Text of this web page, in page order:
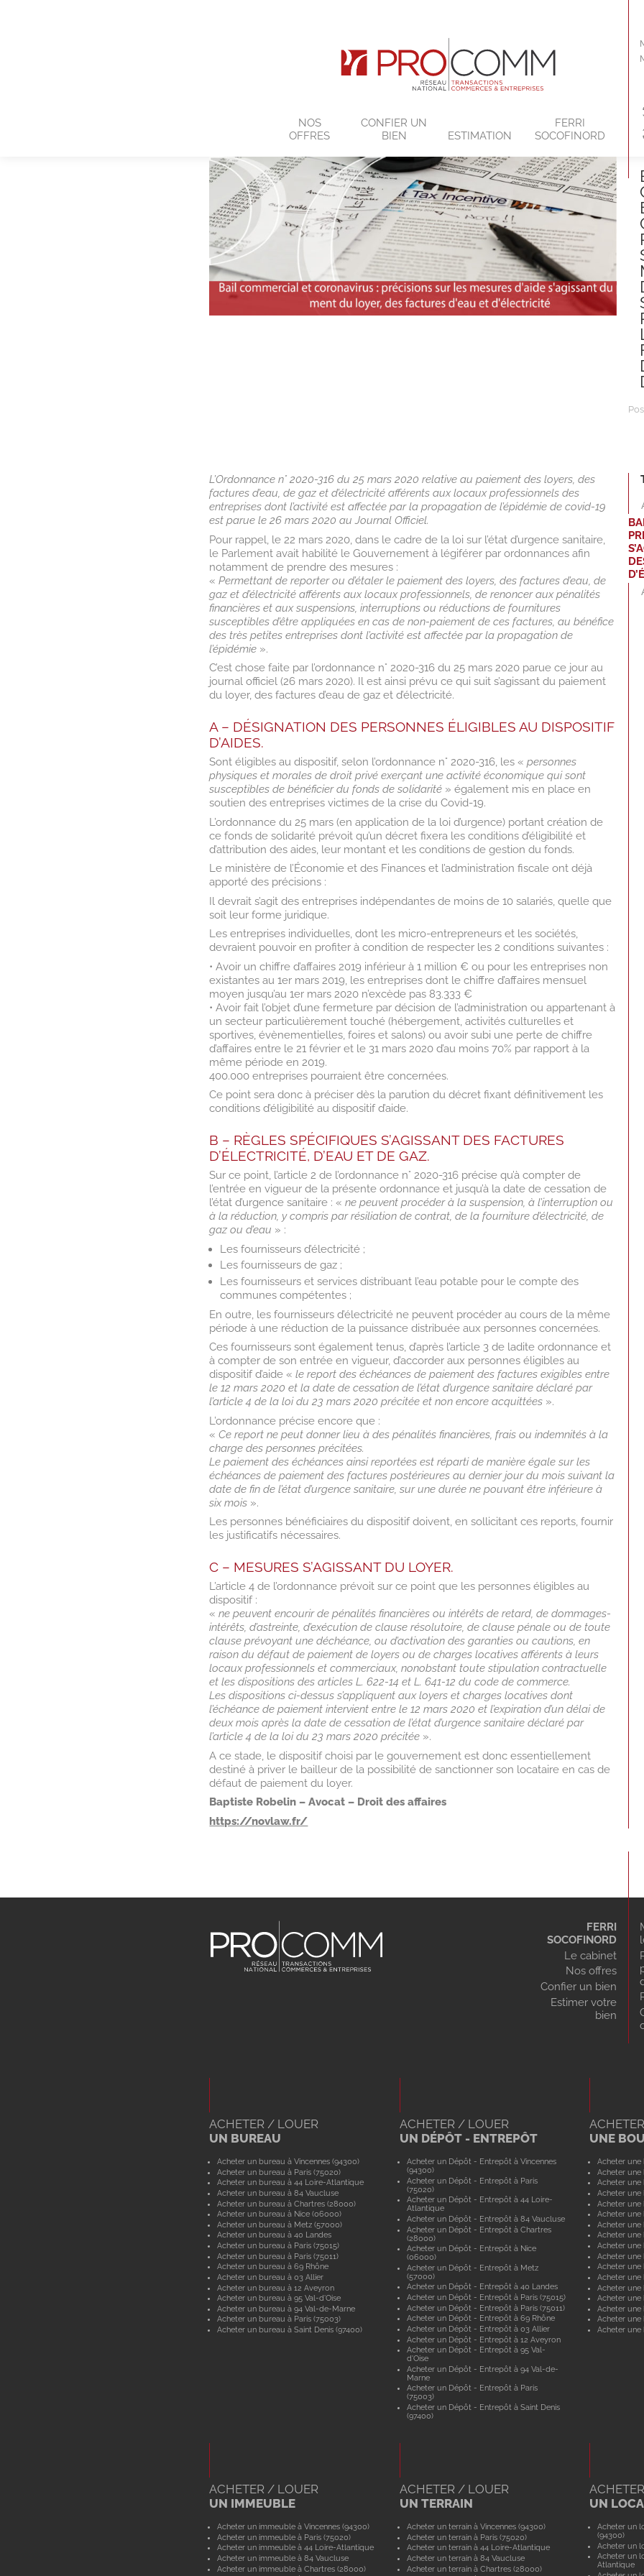
NOS
OFFRES
CONFIER UN
BIEN
ESTIMATION
FERRI
SOCOFINORD
L’Ordonnance n° 2020-316 du 25 mars 2020 relative au paiement des loyers, des
factures d’eau, de gaz et d’électricité afférents aux locaux professionnels des
entreprises dont l’activité est affectée par la propagation de l’épidémie de covid-19
est parue le 26 mars 2020 au Journal Officiel.
Pour rappel, le 22 mars 2020, dans le cadre de la loi sur l’état d’urgence sanitaire,
le Parlement avait habilité le Gouvernement à légiférer par ordonnances afin
notamment de prendre des mesures :
«Permettant de reporter ou d’étaler le paiement des loyers, des factures d’eau, de
gaz et d’électricité afférents aux locaux professionnels, de renoncer aux pénalités
financières et aux suspensions, interruptions ou réductions de fournitures
susceptibles d’être appliquées en cas de non-paiement de ces factures, au bénéfice
des très petites entreprises dont l’activité est affectée par la propagation de
l’épidémie ».
C’est chose faite par l’ordonnance n° 2020-316 du 25 mars 2020 parue ce jour au
journal officiel (26 mars 2020). Il est ainsi prévu ce qui suit s’agissant du paiement
du loyer, des factures d’eau de gaz et d’électricité.
A – DÉSIGNATION DES PERSONNES ÉLIGIBLES AU DISPOSITIF
D’AIDES.
Sont éligibles au dispositif, selon l’ordonnance n° 2020-316, les «personnes
physiques et morales de droit privé exerçant une activité économique qui sont
susceptibles de bénéficier du fonds de solidarité » également mis en place en
soutien des entreprises victimes de la crise du Covid-19.
L’ordonnance du 25 mars (en application de la loi d’urgence) portant création de
ce fonds de solidarité prévoit qu’un décret fixera les conditions d’éligibilité et
d’attribution des aides, leur montant et les conditions de gestion du fonds.
Le ministère de l’Économie et des Finances et l’administration fiscale ont déjà
apporté des précisions :
Il devrait s’agit des entreprises indépendantes de moins de 10 salariés, quelle que
soit leur forme juridique.
Les entreprises individuelles, dont les micro-entrepreneurs et les sociétés,
devraient pouvoir en profiter à condition de respecter les 2 conditions suivantes :
• Avoir un chiffre d’affaires 2019 inférieur à 1 million € ou pour les entreprises non
existantes au 1er mars 2019, les entreprises dont le chiffre d’affaires mensuel
moyen jusqu’au 1er mars 2020 n’excède pas 83.333 €
• Avoir fait l’objet d’une fermeture par décision de l’administration ou appartenant à
un secteur particulièrement touché (hébergement, activités culturelles et
sportives, évènementielles, foires et salons) ou avoir subi une perte de chiffre
d’affaires entre le 21 février et le 31 mars 2020 d’au moins 70% par rapport à la
même période en 2019.
400.000 entreprises pourraient être concernées.
Ce point sera donc à préciser dès la parution du décret fixant définitivement les
conditions d’éligibilité au dispositif d’aide.
B – RÈGLES SPÉCIFIQUES S’AGISSANT DES FACTURES
D’ÉLECTRICITÉ, D’EAU ET DE GAZ.
Sur ce point, l’article 2 de l’ordonnance n° 2020-316 précise qu’à compter de
l’entrée en vigueur de la présente ordonnance et jusqu’à la date de cessation de
l’état d’urgence sanitaire : «ne peuvent procéder à la suspension, à l’interruption ou
à la réduction, y compris par résiliation de contrat, de la fourniture d’électricité, de
gaz ou d’eau » :
Les fournisseurs d’électricité ;
Les fournisseurs de gaz ;
Les fournisseurs et services distribuant l’eau potable pour le compte des
communes compétentes ;
En outre, les fournisseurs d’électricité ne peuvent procéder au cours de la même
période à une réduction de la puissance distribuée aux personnes concernées.
Ces fournisseurs sont également tenus, d’après l’article 3 de ladite ordonnance et
à compter de son entrée en vigueur, d’accorder aux personnes éligibles au
dispositif d’aide «le report des échéances de paiement des factures exigibles entre
le 12 mars 2020 et la date de cessation de l’état d’urgence sanitaire déclaré par
l’article 4 de la loi du 23 mars 2020 précitée et non encore acquittées ».
L’ordonnance précise encore que :
«Ce report ne peut donner lieu à des pénalités financières, frais ou indemnités à la
charge des personnes précitées.
Le paiement des échéances ainsi reportées est réparti de manière égale sur les
échéances de paiement des factures postérieures au dernier jour du mois suivant la
date de fin de l’état d’urgence sanitaire, sur une durée ne pouvant être inférieure à
six mois ».
Les personnes bénéficiaires du dispositif doivent, en sollicitant ces reports, fournir
les justificatifs nécessaires.
C – MESURES S’AGISSANT DU LOYER.
L’article 4 de l’ordonnance prévoit sur ce point que les personnes éligibles au
dispositif :
«ne peuvent encourir de pénalités financières ou intérêts de retard, de dommages-
intérêts, d’astreinte, d’exécution de clause résolutoire, de clause pénale ou de toute
clause prévoyant une déchéance, ou d’activation des garanties ou cautions, en
raison du défaut de paiement de loyers ou de charges locatives afférents à leurs
locaux professionnels et commerciaux, nonobstant toute stipulation contractuelle
et les dispositions des articles L. 622-14 et L. 641-12 du code de commerce.
Les dispositions ci-dessus s’appliquent aux loyers et charges locatives dont
l’échéance de paiement intervient entre le 12 mars 2020 et l’expiration d’un délai de
deux mois après la date de cessation de l’état d’urgence sanitaire déclaré par
l’article 4 de la loi du 23 mars 2020 précitée ».
A ce stade, le dispositif choisi par le gouvernement est donc essentiellement
destiné à priver le bailleur de la possibilité de sanctionner son locataire en cas de
défaut de paiement du loyer.
Baptiste Robelin – Avocat – Droit des affaires
https://novlaw.fr/
FERRI
SOCOFINORD
Le cabinet
Nos offres
Confier un bien
Estimer votre
bien
ACHETER / LOUER
UN BUREAU
Acheter un bureau à Vincennes (94300)
Acheter un bureau à Paris (75020)
Acheter un bureau à 44 Loire-Atlantique
Acheter un bureau à 84 Vaucluse
Acheter un bureau à Chartres (28000)
Acheter un bureau à Nice (06000)
Acheter un bureau à Metz (57000)
Acheter un bureau à 40 Landes
Acheter un bureau à Paris (75015)
Acheter un bureau à Paris (75011)
Acheter un bureau à 69 Rhône
Acheter un bureau à 03 Allier
Acheter un bureau à 12 Aveyron
Acheter un bureau à 95 Val-d'Oise
Acheter un bureau à 94 Val-de-Marne
Acheter un bureau à Paris (75003)
Acheter un bureau à Saint Denis (97400)
ACHETER / LOUER
UN DÉPÔT - ENTREPÔT
Acheter un Dépôt - Entrepôt à Vincennes
(94300)
Acheter un Dépôt - Entrepôt à Paris
(75020)
Acheter un Dépôt - Entrepôt à 44 Loire-
Atlantique
Acheter un Dépôt - Entrepôt à 84 Vaucluse
Acheter un Dépôt - Entrepôt à Chartres
(28000)
Acheter un Dépôt - Entrepôt à Nice
(06000)
Acheter un Dépôt - Entrepôt à Metz
(57000)
Acheter un Dépôt - Entrepôt à 40 Landes
Acheter un Dépôt - Entrepôt à Paris (75015)
Acheter un Dépôt - Entrepôt à Paris (75011)
Acheter un Dépôt - Entrepôt à 69 Rhône
Acheter un Dépôt - Entrepôt à 03 Allier
Acheter un Dépôt - Entrepôt à 12 Aveyron
Acheter un Dépôt - Entrepôt à 95 Val-
d'Oise
Acheter un Dépôt - Entrepôt à 94 Val-de-
Marne
Acheter un Dépôt - Entrepôt à Paris
(75003)
Acheter un Dépôt - Entrepôt à Saint Denis
(97400)
UNE
Acheter une
Acheter une
Acheter
Acheter une
Acheter une
Acheter
Acheter une
Acheter une
Acheter une
Acheter une
Acheter une
Acheter une
Acheter une
Acheter une
Acheter une
Acheter une
Acheter une
ACHETER / LOUER
UN IMMEUBLE
Acheter un immeuble à Vincennes (94300)
Acheter un immeuble à Paris (75020)
Acheter un immeuble à 44 Loire-Atlantique
Acheter un immeuble à 84 Vaucluse
Acheter un immeuble à Chartres (28000)
ACHETER / LOUER
UN TERRAIN
Acheter un terrain à Vincennes (94300)
Acheter un terrain à Paris (75020)
Acheter un terrain à 44 Loire-Atlantique
Acheter un terrain à 84 Vaucluse
Acheter un terrain à Chartres (28000)
UN
Acheter un
(94300)
Acheter un
Acheter un
Atlantique